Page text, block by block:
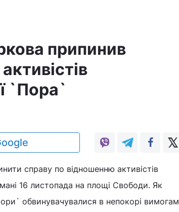
припинив
`Пора`
справу по відношенню активістів
16 листопада на площі Свободи. Як
обвинувачувалися в непокорі вимогам